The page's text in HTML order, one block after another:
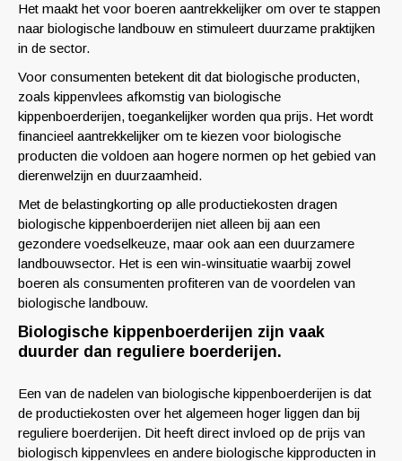
Het maakt het voor boeren aantrekkelijker om over te stappen
naar biologische landbouw en stimuleert duurzame praktijken
in de sector.
Voor consumenten betekent dit dat biologische producten,
zoals kippenvlees afkomstig van biologische
kippenboerderijen, toegankelijker worden qua prijs. Het wordt
financieel aantrekkelijker om te kiezen voor biologische
producten die voldoen aan hogere normen op het gebied van
dierenwelzijn en duurzaamheid.
Met de belastingkorting op alle productiekosten dragen
biologische kippenboerderijen niet alleen bij aan een
gezondere voedselkeuze, maar ook aan een duurzamere
landbouwsector. Het is een win-winsituatie waarbij zowel
boeren als consumenten profiteren van de voordelen van
biologische landbouw.
Biologische kippenboerderijen zijn vaak
duurder dan reguliere boerderijen.
Een van de nadelen van biologische kippenboerderijen is dat
de productiekosten over het algemeen hoger liggen dan bij
reguliere boerderijen. Dit heeft direct invloed op de prijs van
biologisch kippenvlees en andere biologische kipproducten in